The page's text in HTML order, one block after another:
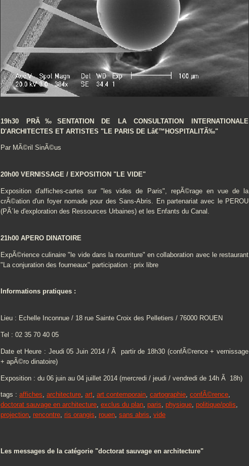
19h30 PRÃ‰SENTATION DE LA CONSULTATION INTERNATIONALE
D'ARCHITECTES ET ARTISTES "LE PARIS DE Lâ€™HOSPITALITÃ‰"
Par MÃ©ril SinÃ©us
20h00 VERNISSAGE / EXPOSITION "LE VIDE"
Exposition d'affiches-cartes sur "les vides de Paris", repÃ©rage en vue de la
crÃ©ation d'un foyer nomade pour des Sans-Abris. En partenariat avec le PEROU
(PÃ´le d'exploration des Ressources Urbaines) et les Enfants du Canal.
21h00 APERO DINATOIRE
ExpÃ©rience culinaire "le vide dans la nourriture" en collaboration avec le restaurant
"La conjuration des fourneaux" participation : prix libre
Informations pratiques :
Lieu : Echelle Inconnue / 18 rue Sainte Croix des Pelletiers / 76000 ROUEN
Tel : 02 35 70 40 05
Date et Heure : Jeudi 05 Juin 2014 / Ã partir de 18h30 (confÃ©rence + vernissage
+ apÃ©ro dinatoire)
Exposition : du 06 juin au 04 juillet 2014 (mercredi / jeudi / vendredi de 14h Ã 18h)
tags : affiches, architecture, art, art contemporain, cartographie, confÃ©rence,
doctorat sauvage en architecture, exclus du plan, paris, physique, politique/polis,
projection, rencontre, ris orangis, rouen, sans abris, vide
Les messages de la catégorie "doctorat sauvage en architecture"